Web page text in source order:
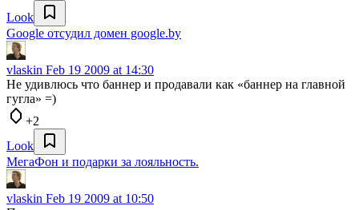
Look
Google отсудил домен google.by
vlaskin Feb 19 2009 at 14:30
Не удивлюсь что баннер и продавали как «баннер на главной
гугла» =)
+2
Look
МегаФон и подарки за лояльность.
vlaskin Feb 19 2009 at 10:50